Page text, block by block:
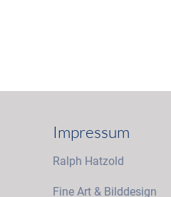
Impressum
Ralph Hatzold
Fine Art & Bilddesign